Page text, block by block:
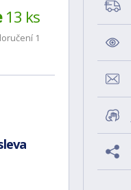
13 ks
1